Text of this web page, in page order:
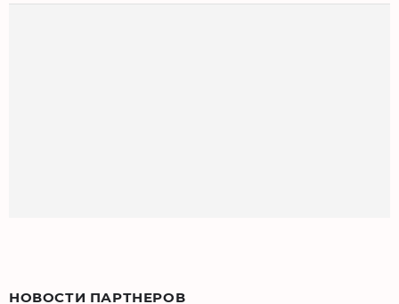
НОВОСТИ ПАРТНЕРОВ